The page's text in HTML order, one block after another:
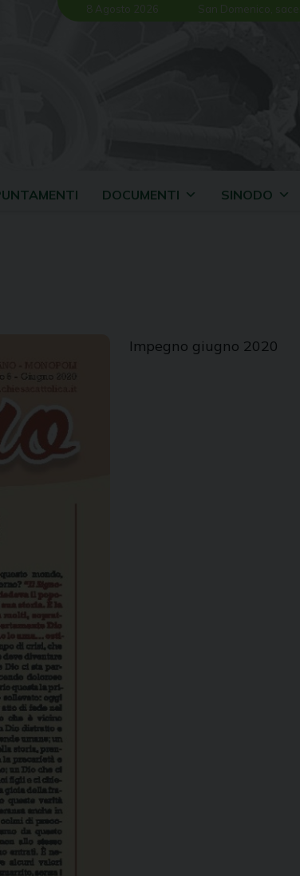
8 Agosto 2026 San Domenico,
DOCUMENTI SINODO
Impegno giugno 2020